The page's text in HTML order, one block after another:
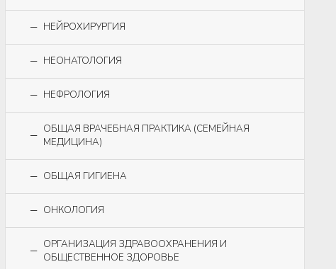
НЕЙРОХИРУРГИЯ
НЕОНАТОЛОГИЯ
НЕФРОЛОГИЯ
ОБЩАЯ ВРАЧЕБНАЯ ПРАКТИКА (СЕМЕЙНАЯ
МЕДИЦИНА)
ОБЩАЯ ГИГИЕНА
ОНКОЛОГИЯ
ОРГАНИЗАЦИЯ ЗДРАВООХРАНЕНИЯ И
ОБЩЕСТВЕННОЕ ЗДОРОВЬЕ